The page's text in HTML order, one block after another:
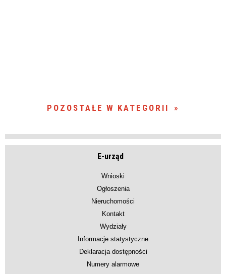
POZOSTAŁE W KATEGORII
E-urząd
Wnioski
Ogłoszenia
Nieruchomości
Kontakt
Wydziały
Informacje statystyczne
Deklaracja dostępności
Numery alarmowe